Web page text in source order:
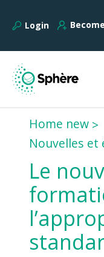
Login
Home new
Nouvelles et
Le